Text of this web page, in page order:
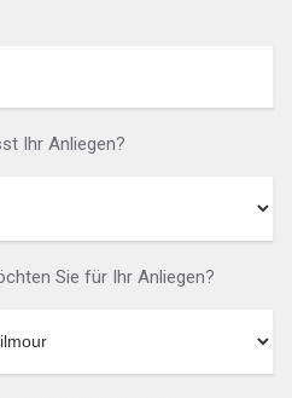
Ihr Anliegen?
Sie für Ihr Anliegen?